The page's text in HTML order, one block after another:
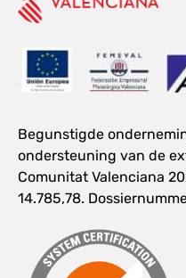
Begunstigde
ondersteuning van de
Comunitat Valenciana
14.785,78.